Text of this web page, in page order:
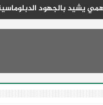
الدبلوماسية لسلطنة